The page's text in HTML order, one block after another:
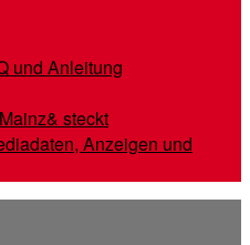
und Anleitung
steckt
Anzeigen und